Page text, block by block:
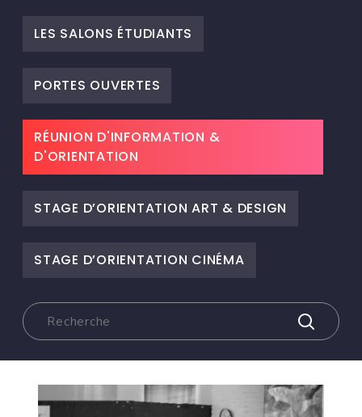
LES SALONS ÉTUDIANTS
PORTES OUVERTES
RÉUNION D'INFORMATION &
D'ORIENTATION
STAGE D’ORIENTATION ART & DESIGN
STAGE D’ORIENTATION CINÉMA